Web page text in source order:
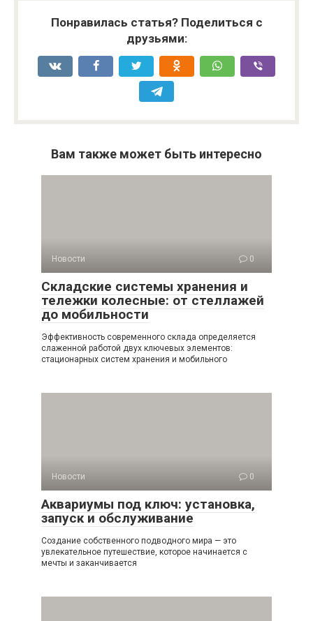
Понравилась статья? Поделиться с
друзьями:
Вам также может быть интересно
Новости 0
Складские системы хранения и
тележки колесные: от стеллажей
до мобильности
Эффективность современного склада определяется
слаженной работой двух ключевых элементов:
стационарных систем хранения и мобильного
Новости 0
Аквариумы под ключ: установка,
запуск и обслуживание
Создание собственного подводного мира — это
увлекательное путешествие, которое начинается с
мечты и заканчивается